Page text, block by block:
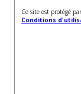
Ce site est protégé
Conditions